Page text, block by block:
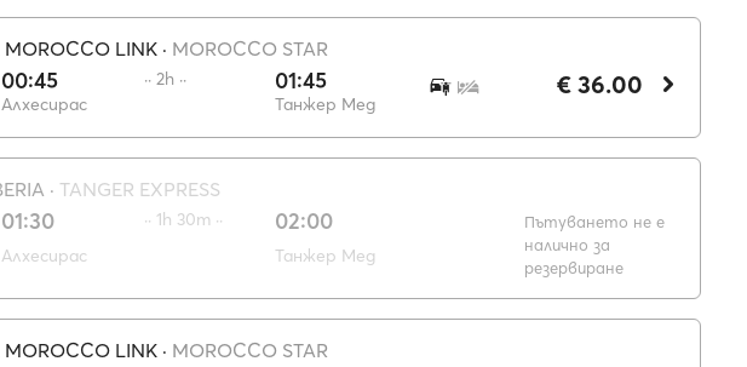
MOROCCO LINK · MOROCCO STAR
00:45
Алхесирас
·· 2h ·· 01:45
Танжер Мед
€ 36.00
· TANGER EXPRESS
01:30
Алхесирас
·· 1h 30m ·· 02:00
Танжер Мед
Пътуването не е
налично за
резервиране
MOROCCO LINK · MOROCCO STAR